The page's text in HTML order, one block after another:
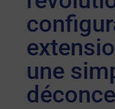
une